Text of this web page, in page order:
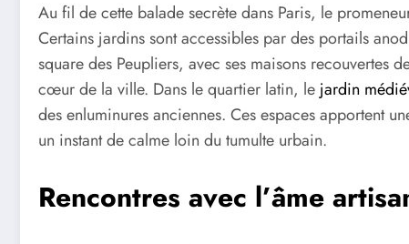
Au fil de cette balade secrète dans Paris, le
Certains jardins sont accessibles par des portails
square des Peupliers, avec ses maisons recouvertes
cœur de la ville. Dans le quartier latin, le jardin
des enluminures anciennes. Ces espaces apportent
un instant de calme loin du tumulte urbain.
Rencontres avec l’âme